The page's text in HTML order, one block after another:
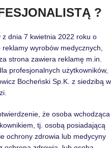
?
dnia 7 kwietnia 2022 roku o
wyrobów medycznych,
strona zawiera reklamę m.in.
profesjonalnych użytkowników,
Bocheński Sp.K. z siedzibą w
że osoba wchodząca
tj. osobą posiadającą
ochrony zdrowia lub medycyny